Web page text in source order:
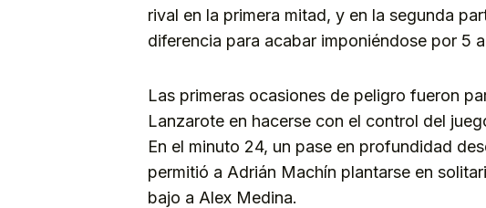
rival en la primera mitad, y en la segunda
diferencia para acabar imponiéndose por 5
Las primeras ocasiones de peligro fueron
Lanzarote en hacerse con el control del
En el minuto 24, un pase en profundidad
permitió a Adrián Machín plantarse en
bajo a Alex Medina.